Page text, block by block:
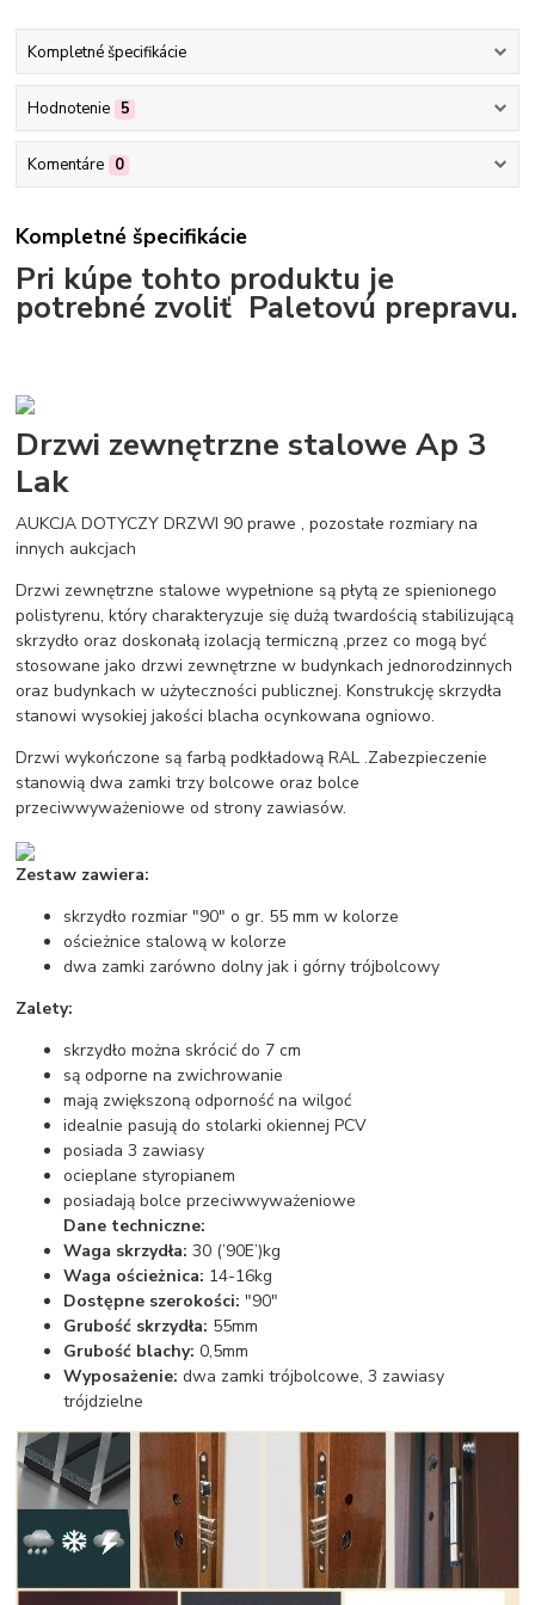
Kompletné špecifikácie
Hodnotenie 5
Komentáre 0
Kompletné špecifikácie
Pri kúpe tohto produktu je
potrebné zvoliť Paletovú prepravu.
Drzwi zewnętrzne stalowe Ap 3
Lak
AUKCJA DOTYCZY DRZWI 90 prawe , pozostałe rozmiary na
innych aukcjach
Drzwi zewnętrzne stalowe wypełnione są płytą ze spienionego
polistyrenu, który charakteryzuje się dużą twardością stabilizującą
skrzydło oraz doskonałą izolacją termiczną ,przez co mogą być
stosowane jako drzwi zewnętrzne w budynkach jednorodzinnych
oraz budynkach w użyteczności publicznej. Konstrukcję skrzydła
stanowi wysokiej jakości blacha ocynkowana ogniowo.
Drzwi wykończone są farbą podkładową RAL .Zabezpieczenie
stanowią dwa zamki trzy bolcowe oraz bolce
przeciwwyważeniowe od strony zawiasów.
Zestaw zawiera:
skrzydło rozmiar "90" o gr. 55 mm w kolorze
ościeżnice stalową w kolorze
dwa zamki zarówno dolny jak i górny trójbolcowy
Zalety:
skrzydło można skrócić do 7 cm
są odporne na zwichrowanie
mają zwiększoną odporność na wilgoć
idealnie pasują do stolarki okiennej PCV
posiada 3 zawiasy
ocieplane styropianem
posiadają bolce przeciwwyważeniowe
Dane techniczne:
Waga skrzydła: 30 (’90E’)kg
Waga ościeżnica: 14-16kg
Dostępne szerokości: "90"
Grubość skrzydła: 55mm
Grubość blachy: 0,5mm
Wyposażenie: dwa zamki trójbolcowe, 3 zawiasy
trójdzielne